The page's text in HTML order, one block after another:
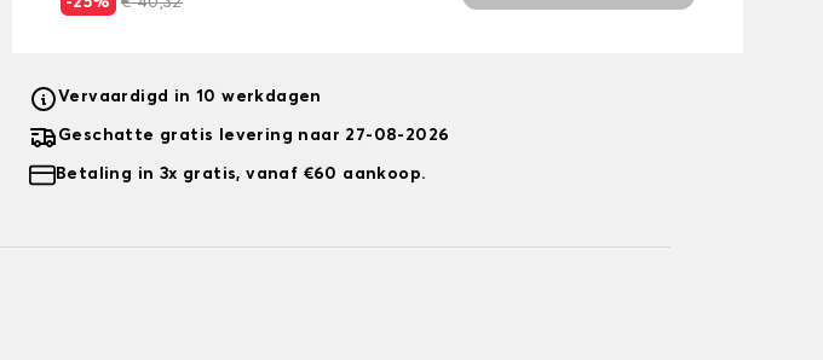
Vervaardigd in 10 werkdagen
Geschatte gratis levering naar 27-08-2026
Betaling in 3x gratis, vanaf €60 aankoop.